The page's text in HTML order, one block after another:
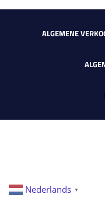
ALGEMENE
Nederlands ▼